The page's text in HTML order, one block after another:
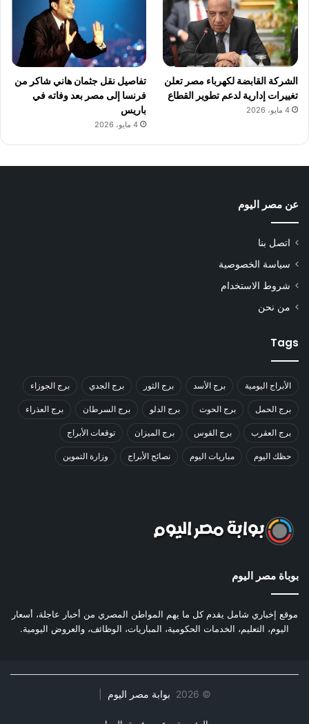
الشركة القابضة لكهرباء مصر تعلن
تغييرات إدارية لدعم تطوير القطاع
4 مايو، 2026
تفاصيل نقل جثمان هاني شاكر من
فرنسا إلى مصر بعد وفاته في
باريس
4 مايو، 2026
عن مصر اليوم
اتصل بنا
سياسة الخصوصية
شروط الاستخدام
من نحن
Tags
الأبراج اليومية برج الأسد برج الثور برج الجدي برج الجوزاء
برج الحمل برج الحوت برج الدلو برج السرطان برج العذراء
برج العقرب برج القوس برج الميزان توقعات الأبراج
حظك اليوم مباريات اليوم نصائح الأبراج وزارة التموين
بوباة مصر اليوم
موقع إخباري شامل يقدم كل ما يهم المواطن المصري من أخبار عاجلة، أسعار
اليوم، التعليم، الخدمات الحكومية، المباريات، الوظائف، والعروض اليومية.
©
2026 بوابة مصر اليوم